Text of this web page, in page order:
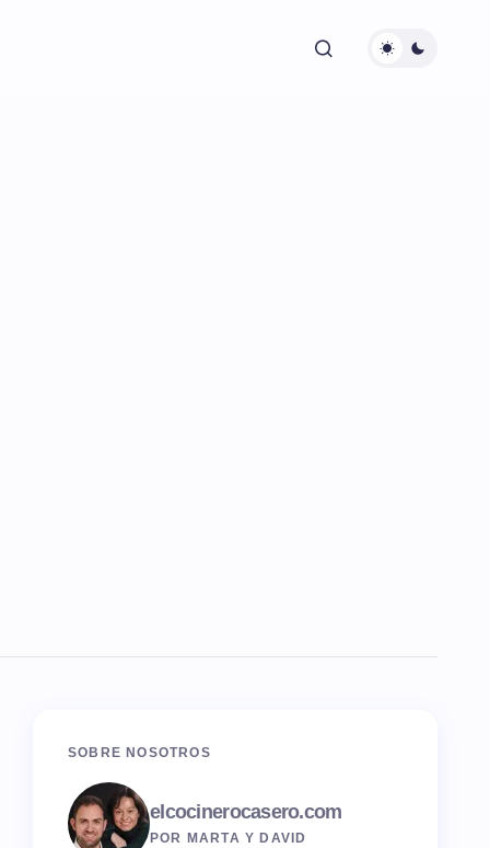
SOBRE NOSOTROS
elcocinerocasero.com
POR MARTA Y DAVID